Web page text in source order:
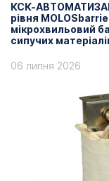
КСК-
рівня
мікрохвильовий
сипучих
06 липня 2026